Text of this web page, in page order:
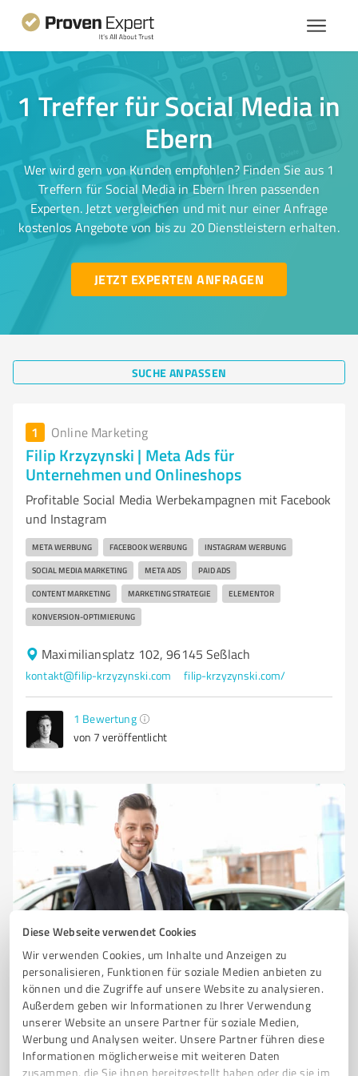
Diese Webseite verwendet Cookies
Wir verwenden Cookies, um Inhalte und Anzeigen zu
personalisieren, Funktionen für soziale Medien anbieten zu
können und die Zugriffe auf unsere Website zu analysieren.
Außerdem geben wir Informationen zu Ihrer Verwendung
unserer Website an unsere Partner für soziale Medien,
Werbung und Analysen weiter. Unsere Partner führen diese
Informationen möglicherweise mit weiteren Daten
zusammen, die Sie ihnen bereitgestellt haben oder die sie im
1 Treffer für Social Media in
Ebern
Wer wird gern von Kunden empfohlen? Finden Sie aus 1
Treffern für Social Media in Ebern Ihren passenden
Experten. Jetzt vergleichen und mit nur einer Anfrage
kostenlos Angebote von bis zu 20 Dienstleistern erhalten.
JETZT EXPERTEN ANFRAGEN
SUCHE ANPASSEN
1 Online Marketing
Filip Krzyzynski | Meta Ads für
Unternehmen und Onlineshops
Profitable Social Media Werbekampagnen mit Facebook
und Instagram
META WERBUNG FACEBOOK WERBUNG INSTAGRAM WERBUNG
SOCIAL MEDIA MARKETING META ADS PAID ADS
CONTENT MARKETING MARKETING STRATEGIE ELEMENTOR
KONVERSION-OPTIMIERUNG
Maximiliansplatz 102, 96145 Seßlach
kontakt@filip-krzyzynski.com filip-krzyzynski.com/
1 Bewertung
von 7 veröffentlicht
Sie möchten auch hier gelistet werden?
Registrieren Sie sich jetzt und werden Sie ein von
Kunden empfohlener ProvenExpert!
1